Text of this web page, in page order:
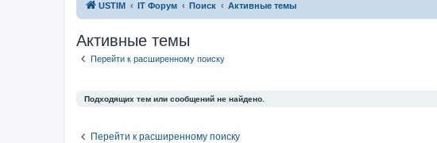
USTIM IT Форум Поиск Активные темы
Активные темы
Перейти к расширенному поиску
Подходящих тем или сообщений не найдено.
Перейти к расширенному поиску